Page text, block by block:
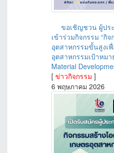
ขอเชิญชวน ผู้ปร
เข้าร่วมกิจกรรม “กิ
อุตสาหกรรมขั้นสูงเ
อุตสาหกรรมเป้าหมา
Material
[ ข่าวกิจกรรม ]
6 พฤษภาคม 2026